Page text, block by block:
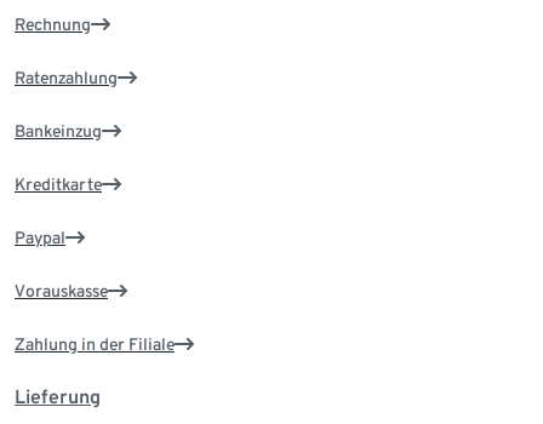
Rechnung
Ratenzahlung
Bankeinzug
Kreditkarte
Paypal
Vorauskasse
Zahlung in der Filiale
Lieferung